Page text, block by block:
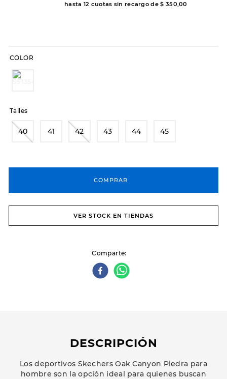
hasta 12 cuotas sin recargo de$ 350,00
COLOR
Talles
40 41 42 43 44 45
COMPRAR
VER STOCK EN TIENDAS
Comparte
DESCRIPCIÓN
Los deportivos Skechers Oak Canyon Piedra para
hombre son la opción ideal para quienes buscan